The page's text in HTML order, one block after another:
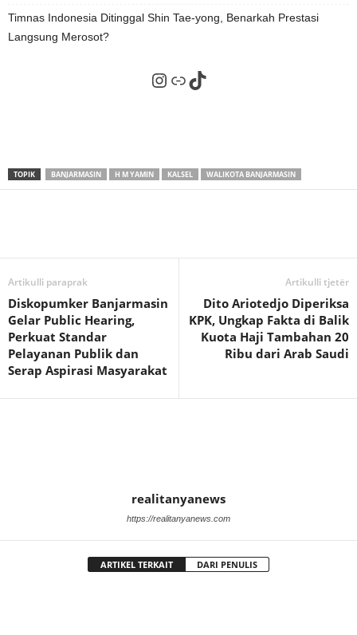
Timnas Indonesia Ditinggal Shin Tae-yong, Benarkah Prestasi
Langsung Merosot?
Instagram
Tautan
TikTok
TOPIK BANJARMASIN H M YAMIN KALSEL WALIKOTA BANJARMASIN
Artikulli paraprak
Diskopumker Banjarmasin
Gelar Public Hearing,
Perkuat Standar
Pelayanan Publik dan
Serap Aspirasi Masyarakat
Artikulli tjetër
Dito Ariotedjo Diperiksa
KPK, Ungkap Fakta di Balik
Kuota Haji Tambahan 20
Ribu dari Arab Saudi
realitanyanews
https://realitanyanews.com
ARTIKEL TERKAIT DARI PENULIS